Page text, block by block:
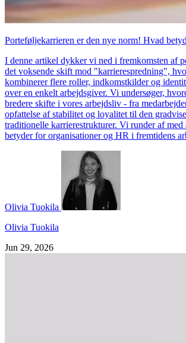
Porteføljekarrieren er den nye norm! Hvad
I denne artikel dykker vi ned i fremkomsten af
det voksende skift mod "karrierespredning",
kombinerer flere roller, indkomstkilder og
over en enkelt arbejdsgiver. Vi undersøger,
bredere skifte i vores arbejdsliv - fra
opfattelse af stabilitet og loyalitet til den
traditionelle karrierestrukturer. Vi runder af med
betyder for organisationer og HR i fremtidens
Olivia Tuokila
Olivia Tuokila
Jun 29, 2026